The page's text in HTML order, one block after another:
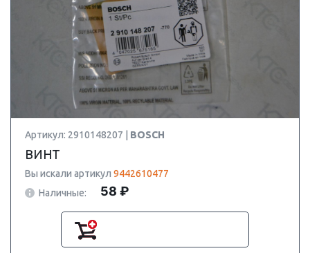
Артикул: 2910148207 | BOSCH
ВИНТ
Вы искали артикул 9442610477
Наличные:
58 ₽